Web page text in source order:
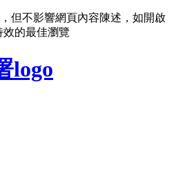
但不影響網頁內容陳述，如開啟
效的最佳瀏覽